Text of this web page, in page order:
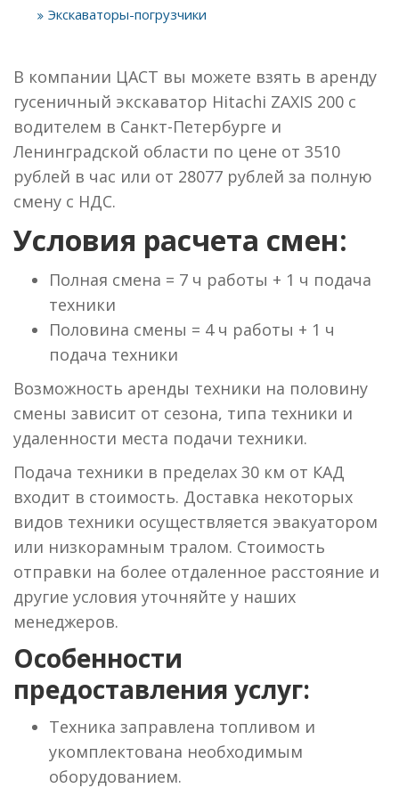
Экскаваторы-погрузчики
В компании ЦАСТ вы можете взять в аренду
гусеничный экскаватор Hitachi ZAXIS 200 с
водителем в Санкт-Петербурге и
Ленинградской области по цене от 3510
рублей в час или от 28077 рублей за полную
смену с НДС.
Условия расчета смен:
Полная смена = 7 ч работы + 1 ч подача
техники
Половина смены = 4 ч работы + 1 ч
подача техники
Возможность аренды техники на половину
смены зависит от сезона, типа техники и
удаленности места подачи техники.
Подача техники в пределах 30 км от КАД
входит в стоимость. Доставка некоторых
видов техники осуществляется эвакуатором
или низкорамным тралом. Стоимость
отправки на более отдаленное расстояние и
другие условия уточняйте у наших
менеджеров.
Особенности
предоставления услуг:
Техника заправлена топливом и
укомплектована необходимым
оборудованием.